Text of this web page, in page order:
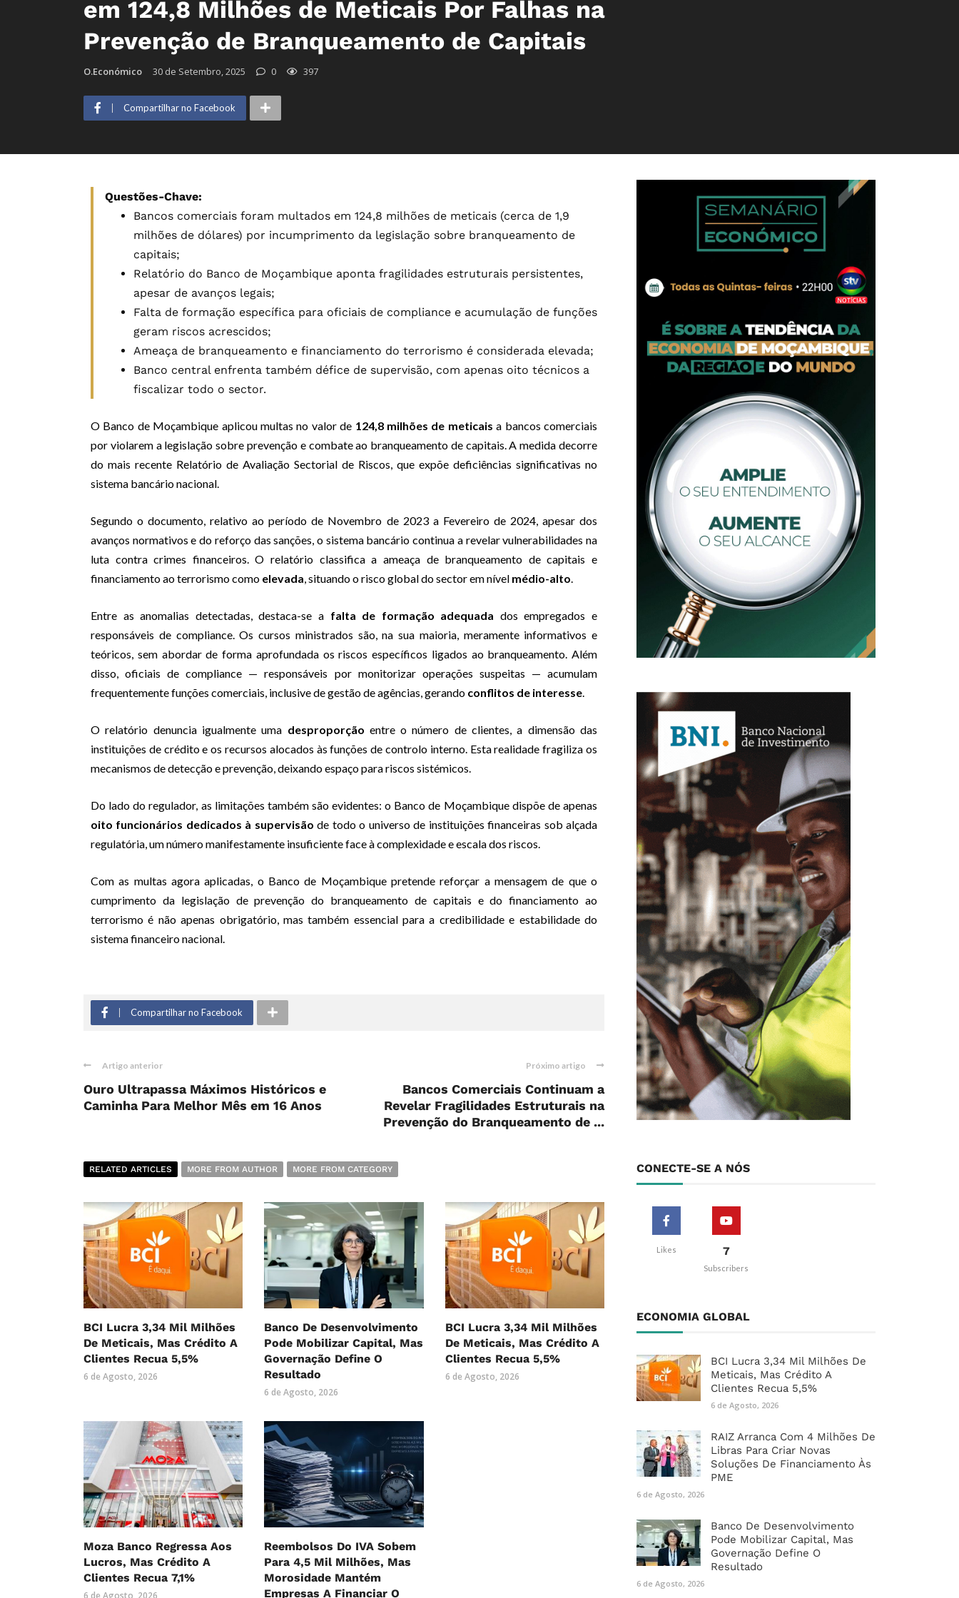
em 124,8 Milhões de Meticais Por Falhas na
Prevenção de Branqueamento de Capitais
O.Económico 30 de Setembro, 2025 0 397
Compartilhar no Facebook
Questões-Chave:
Bancos comerciais foram multados em 124,8 milhões de meticais (cerca de 1,9
milhões de dólares) por incumprimento da legislação sobre branqueamento de
capitais;
Relatório do Banco de Moçambique aponta fragilidades estruturais persistentes,
apesar de avanços legais;
Falta de formação específica para oficiais de compliance e acumulação de funções
geram riscos acrescidos;
Ameaça de branqueamento e financiamento do terrorismo é considerada elevada;
Banco central enfrenta também défice de supervisão, com apenas oito técnicos a
fiscalizar todo o sector.
O Banco de Moçambique aplicou multas no valor de 124,8 milhões de meticais a bancos comerciais
por violarem a legislação sobre prevenção e combate ao branqueamento de capitais. A medida decorre
do mais recente Relatório de Avaliação Sectorial de Riscos, que expõe deficiências significativas no
sistema bancário nacional.
Segundo o documento, relativo ao período de Novembro de 2023 a Fevereiro de 2024, apesar dos
avanços normativos e do reforço das sanções, o sistema bancário continua a revelar vulnerabilidades na
luta contra crimes financeiros. O relatório classifica a ameaça de branqueamento de capitais e
financiamento ao terrorismo como elevada, situando o risco global do sector em nível médio-alto.
Entre as anomalias detectadas, destaca-se a falta de formação adequada dos empregados e
responsáveis de compliance. Os cursos ministrados são, na sua maioria, meramente informativos e
teóricos, sem abordar de forma aprofundada os riscos específicos ligados ao branqueamento. Além
disso, oficiais de compliance — responsáveis por monitorizar operações suspeitas — acumulam
frequentemente funções comerciais, inclusive de gestão de agências, gerando conflitos de interesse.
O relatório denuncia igualmente uma desproporção entre o número de clientes, a dimensão das
instituições de crédito e os recursos alocados às funções de controlo interno. Esta realidade fragiliza os
mecanismos de detecção e prevenção, deixando espaço para riscos sistémicos.
Do lado do regulador, as limitações também são evidentes: o Banco de Moçambique dispõe de apenas
oito funcionários dedicados à supervisão de todo o universo de instituições financeiras sob alçada
regulatória, um número manifestamente insuficiente face à complexidade e escala dos riscos.
Com as multas agora aplicadas, o Banco de Moçambique pretende reforçar a mensagem de que o
cumprimento da legislação de prevenção do branqueamento de capitais e do financiamento ao
terrorismo é não apenas obrigatório, mas também essencial para a credibilidade e estabilidade do
sistema financeiro nacional.
Compartilhar no Facebook
Artigo anterior
Ouro Ultrapassa Máximos Históricos e
Caminha Para Melhor Mês em 16 Anos
Próximo artigo
Bancos Comerciais Continuam a
Revelar Fragilidades Estruturais na
Prevenção do Branqueamento de ...
RELATED ARTICLES MORE FROM AUTHOR MORE FROM CATEGORY
BCI Lucra 3,34 Mil Milhões
De Meticais, Mas Crédito A
Clientes Recua 5,5%
6 de Agosto, 2026
Banco De Desenvolvimento
Pode Mobilizar Capital, Mas
Governação Define O
Resultado
6 de Agosto, 2026
BCI Lucra 3,34 Mil Milhões
De Meticais, Mas Crédito A
Clientes Recua 5,5%
6 de Agosto, 2026
Moza Banco Regressa Aos
Lucros, Mas Crédito A
Clientes Recua 7,1%
Reembolsos Do IVA Sobem
Para 4,5 Mil Milhões, Mas
Morosidade Mantém
Empresas A Financiar O
CONECTE-SE A NÓS
Likes 7
Subscribers
ECONOMIA GLOBAL
BCI Lucra 3,34 Mil Milhões De
Meticais, Mas Crédito A
Clientes Recua 5,5%
6 de Agosto, 2026
RAIZ Arranca Com 4 Milhões De
Libras Para Criar Novas
Soluções De Financiamento Às
PME
6 de Agosto, 2026
Banco De Desenvolvimento
Pode Mobilizar Capital, Mas
Governação Define O
Resultado
6 de Agosto, 2026